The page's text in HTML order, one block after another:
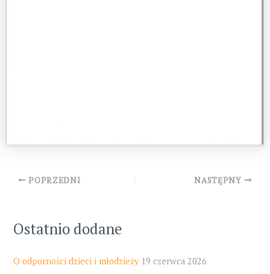
Post
POPRZEDNI NASTĘPNY
Ostatnio dodane
O odporności dzieci i młodzieży 19 czerwca 2026